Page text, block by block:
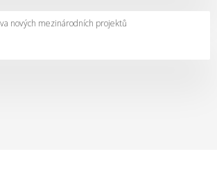
nových mezinárodních projektů